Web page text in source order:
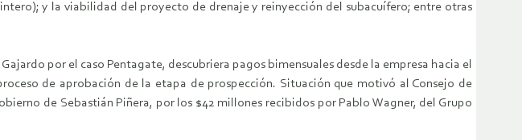
y la viabilidad del proyecto de drenaje y reinyección del subacuífero; entre otras
por el caso Pentagate, descubriera pagos bimensuales desde la empresa hacia el
de aprobación de la etapa de prospección. Situación que motivó al Consejo de
de Sebastián Piñera, por los $42 millones recibidos por Pablo Wagner, del Grupo